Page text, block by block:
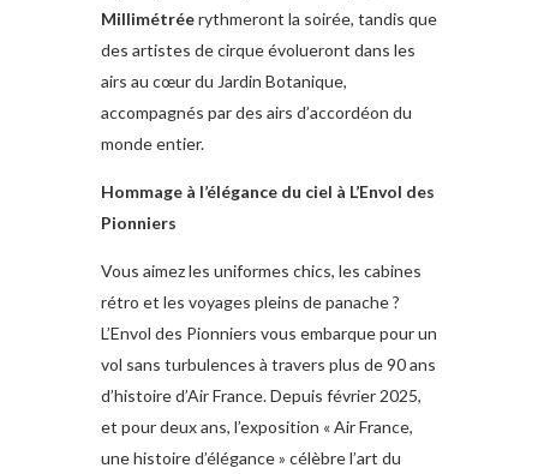
Millimétréerythmeront la soirée, tandis que
des artistes de cirque évolueront dans les
airs au cœur du Jardin Botanique,
accompagnés par des airs d’accordéon du
monde entier.
Hommage à l’élégance du ciel à L’Envol des
Pionniers
Vous aimez les uniformes chics, les cabines
rétro et les voyages pleins de panache ?
L’Envol des Pionniers vous embarque pour un
vol sans turbulences à travers plus de 90 ans
d’histoire d’Air France. Depuis février 2025,
et pour deux ans, l’exposition « Air France,
une histoire d’élégance » célèbre l’art du